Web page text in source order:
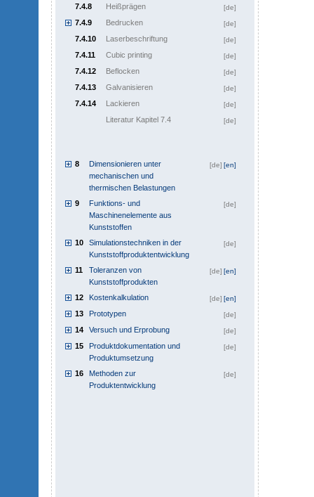
7.4.8 Heißprägen [de]
7.4.9 Bedrucken [de]
7.4.10 Laserbeschriftung [de]
7.4.11 Cubic printing [de]
7.4.12 Beflocken [de]
7.4.13 Galvanisieren [de]
7.4.14 Lackieren [de]
Literatur Kapitel 7.4 [de]
8
Dimensionieren unter
mechanischen und
thermischen Belastungen
[en]
[de]
9
Funktions- und
Maschinenelemente aus
Kunststoffen
[de]
10
Simulationstechniken in der
Kunststoffproduktentwicklung
[de]
11
Toleranzen von
Kunststoffprodukten
[en]
[de]
12 Kostenkalkulation [en]
[de]
13 Prototypen [de]
14 Versuch und Erprobung [de]
15
Produktdokumentation und
Produktumsetzung
[de]
16
Methoden zur
Produktentwicklung
[de]